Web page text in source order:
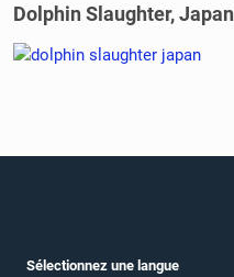
Dolphin Slaughter, Japan
Sélectionnez une langue